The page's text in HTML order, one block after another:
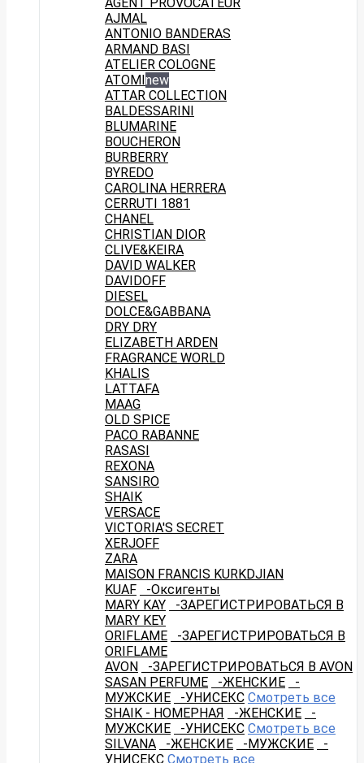
AJMAL
ANTONIO BANDERAS
ARMAND BASI
ATELIER COLOGNE
ATOMI new
ATTAR COLLECTION
BALDESSARINI
BLUMARINE
BOUCHERON
BURBERRY
BYREDO
CAROLINA HERRERA
CERRUTI 1881
CHANEL
CHRISTIAN DIOR
CLIVE&KEIRA
DAVID WALKER
DAVIDOFF
DIESEL
DOLCE&GABBANA
DRY DRY
ELIZABETH ARDEN
FRAGRANCE WORLD
KHALIS
LATTAFA
MAAG
OLD SPICE
PACO RABANNE
RASASI
REXONA
SANSIRO
SHAIK
VERSACE
VICTORIA'S SECRET
XERJOFF
ZARA
MAISON FRANCIS KURKDJIAN
KUAF
-Оксигенты
MARY KAY
-ЗАРЕГИСТРИРОВАТЬСЯ В
MARY KEY
ORIFLAME
-ЗАРЕГИСТРИРОВАТЬСЯ В
ORIFLAME
AVON
-ЗАРЕГИСТРИРОВАТЬСЯ В AVON
SASAN PERFUME
-ЖЕНСКИЕ
-
МУЖСКИЕ
-УНИСЕКС Смотреть все
SHAIK - НОМЕРНАЯ
-ЖЕНСКИЕ
-
МУЖСКИЕ
-УНИСЕКС Смотреть все
SILVANA
-ЖЕНСКИЕ -МУЖСКИЕ
-
УНИСЕКС Смотреть все